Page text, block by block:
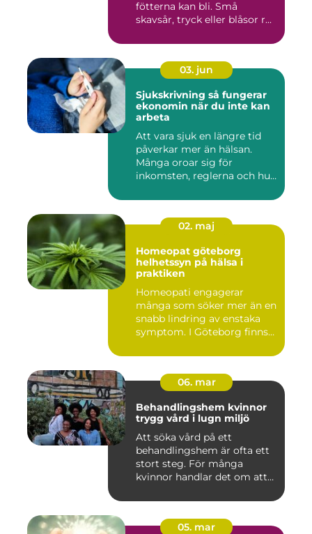
fötterna kan bli. Små
skavsår, tryck eller blåsor r...
03. jun
Sjukskrivning så fungerar
ekonomin när du inte kan
arbeta
Att vara sjuk en längre tid
påverkar mer än hälsan.
Många oroar sig för
inkomsten, reglerna och hur
02. maj
Homeopat göteborg
helhetssyn på hälsa i
praktiken
Homeopati engagerar
många som söker mer än en
snabb lindring av enstaka
symptom. I Göteborg finns
06. mar
Behandlingshem kvinnor
trygg vård i lugn miljö
Att söka vård på ett
behandlingshem är ofta ett
stort steg. För många
kvinnor handlar det om att
05. mar